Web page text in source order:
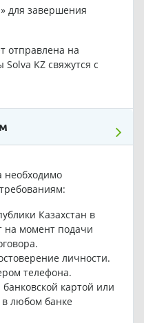
для завершения
отправлена на
KZ свяжутся с
необходимо
Казахстан в
на момент подачи
личности.
телефона.
картой или
любом банке